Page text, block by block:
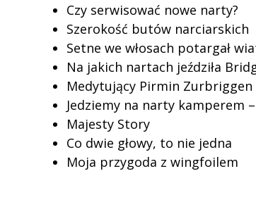
Czy serwisować nowe narty?
Szerokość butów narciarskich
Setne we włosach potargał
Na jakich nartach jeździła
Medytujący Pirmin Zurbriggen
Jedziemy na narty kamperem
Majesty Story
Co dwie głowy, to nie jedna
Moja przygoda z wingfoilem